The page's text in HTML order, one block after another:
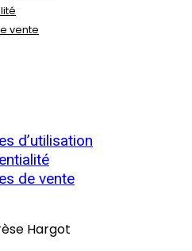
vente
d’utilisation
de vente
Hargot